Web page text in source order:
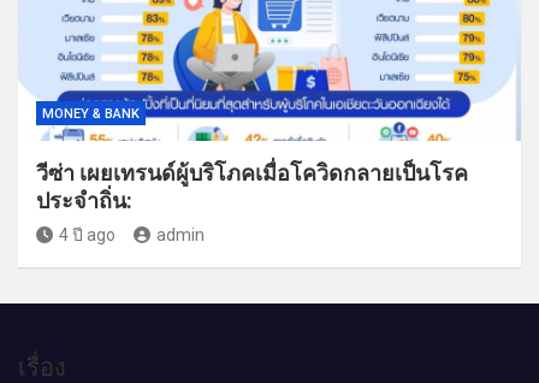
MONEY & BANK
วีซ่า เผยเทรนด์ผู้บริโภคเมื่อโควิดกลายเป็นโรค
ประจำถิ่น:
4 ปี ago admin
เรื่อง